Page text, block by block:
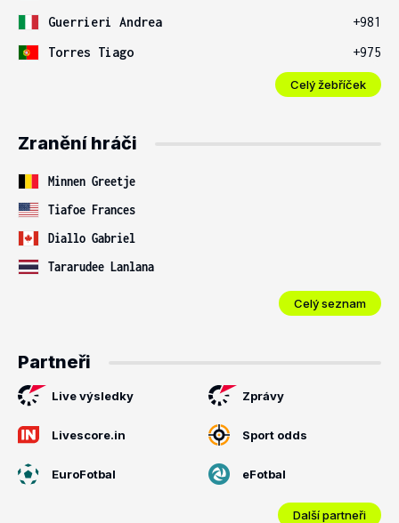
Guerrieri Andrea
+981
Torres Tiago
+975
Celý žebříček
Zranění hráči
Minnen Greetje
Tiafoe Frances
Diallo Gabriel
Tararudee Lanlana
Celý seznam
Partneři
Live výsledky Zprávy
Livescore.in Sport odds
EuroFotbal eFotbal
Další partneři